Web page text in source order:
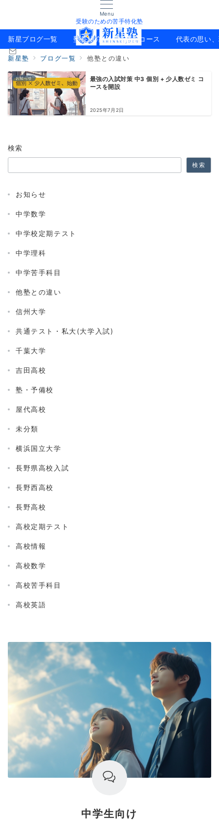
Menu
受験のための苦手特化塾
新星ブログ一覧 塾長紹介 料金とコース 代表の思い
新星塾 ブログ一覧 他塾との違い
お知らせ
最強の入試対策 中3 個別 + 少人数ゼミ コ
ースを開設
2025年7月2日
検索
検索
お知らせ
中学数学
中学校定期テスト
中学理科
中学苦手科目
他塾との違い
信州大学
共通テスト・私大(大学入試)
千葉大学
吉田高校
塾・予備校
屋代高校
未分類
横浜国立大学
長野県高校入試
長野西高校
長野高校
高校定期テスト
高校情報
高校数学
高校苦手科目
高校英語
中学生向け